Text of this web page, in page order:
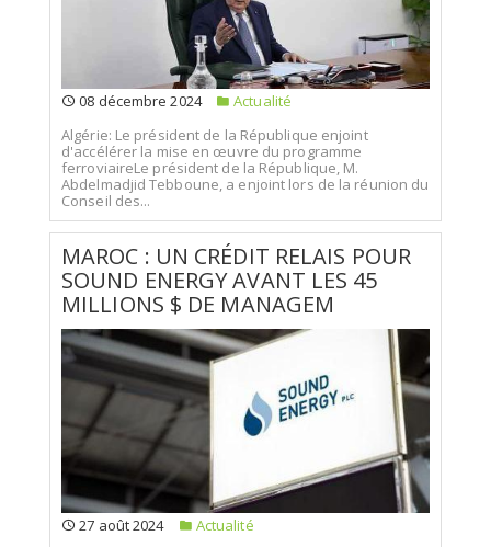
08 décembre 2024
Actualité
Algérie: Le président de la République enjoint
d'accélérer la mise en œuvre du programme
ferroviaireLe président de la République, M.
Abdelmadjid Tebboune, a enjoint lors de la réunion du
Conseil des...
MAROC : UN CRÉDIT RELAIS POUR
SOUND ENERGY AVANT LES 45
MILLIONS $ DE MANAGEM
27 août 2024
Actualité